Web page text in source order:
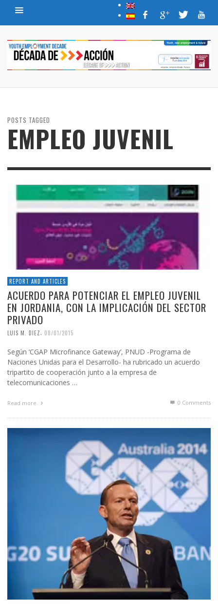
POSTS TAGGED
EMPLEO JUVENIL
REPORT AND ARTICLES
ACUERDO PARA POTENCIAR EL EMPLEO JUVENIL
EN JORDANIA, CON LA IMPLICACIÓN DEL SECTOR
PRIVADO
LUIS M. DIEZ, 08/01/2015
Según ‘CGAP Microfinance Gateway’, PNUD -Programa de
Naciones Unidas para el Desarrollo- ha rubricado un acuerdo
tripartito de cooperación junto a la empresa de
telecomunicaciones …
Read more 0 Comments